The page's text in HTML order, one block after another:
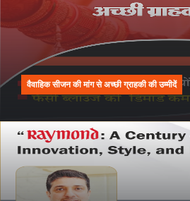
वैवाहिक सीजन की मांग से अच्छी ग्राहकी की उम्मीदें